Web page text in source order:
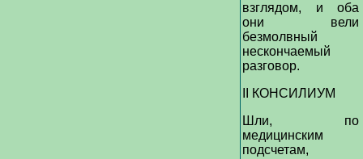
взглядом, и оба
они вели
безмолвный
нескончаемый
разговор.
II КОНСИЛИУМ
Шли, по
медицинским
подсчетам,